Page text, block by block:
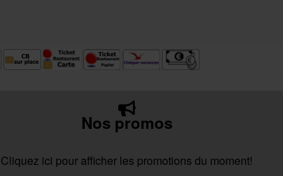
Nos promos
Cliquez ici pour afficher les promotions du moment!